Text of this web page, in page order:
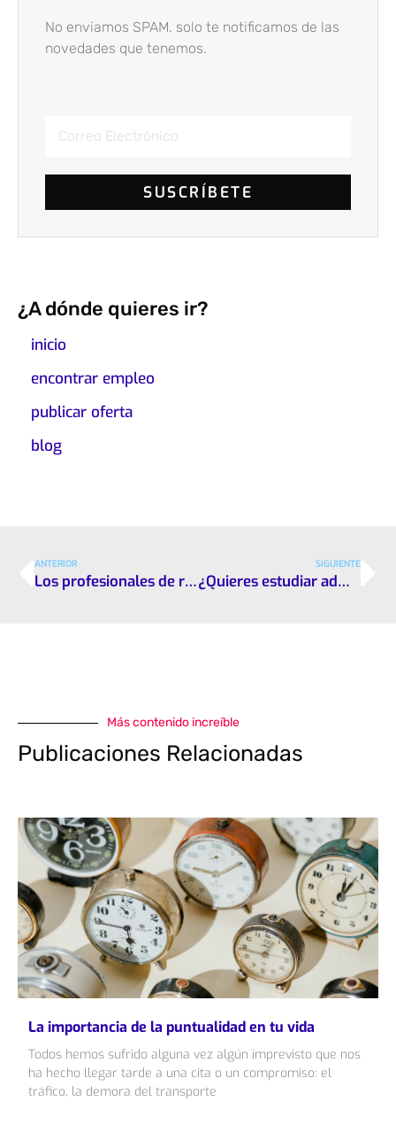
No enviamos SPAM. solo te notificamos de las
novedades que tenemos.
SUSCRÍBETE
¿A dónde quieres ir?
inicio
encontrar empleo
publicar oferta
blog
ANTERIOR
Los profesionales de recursos humanos pueden trabajar eficazmente desde casa
SIGUIENTE
¿Quieres estudiar administración de empresas? Debes leer este artículo
Más contenido increíble
Publicaciones Relacionadas
La importancia de la puntualidad en tu vida
Todos hemos sufrido alguna vez algún imprevisto que nos
ha hecho llegar tarde a una cita o un compromiso: el
tráfico, la demora del transporte